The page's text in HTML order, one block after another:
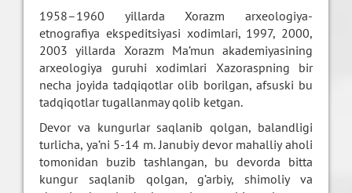
1958–1960 yillarda Xorazm arxeologiya-
etnografiya ekspeditsiyasi xodimlari, 1997, 2000,
2003 yillarda Xorazm Ma’mun akademiyasining
arxeologiya guruhi xodimlari Xazoraspning bir
necha joyida tadqiqotlar olib borilgan, afsuski bu
tadqiqotlar tugallanmay qolib ketgan.
Devor va kungurlar saqlanib qolgan, balandligi
turlicha, ya’ni 5-14 m. Janubiy devor mahalliy aholi
tomonidan buzib tashlangan, bu devorda bitta
kungur saqlanib qolgan, g’arbiy, shimoliy va